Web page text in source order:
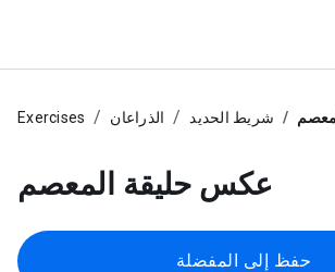
Exercises الذراعان شريط الحديد
عكس حليقة المعصم
حفظ إلى المفضلة